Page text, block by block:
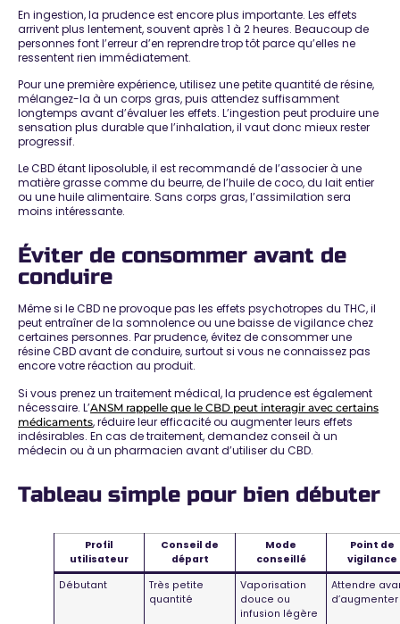
En ingestion, la prudence est encore plus importante. Les effets
arrivent plus lentement, souvent après 1 à 2 heures. Beaucoup de
personnes font l’erreur d’en reprendre trop tôt parce qu’elles ne
ressentent rien immédiatement.
Pour une première expérience, utilisez une petite quantité de résine,
mélangez-la à un corps gras, puis attendez suffisamment
longtemps avant d’évaluer les effets. L’ingestion peut produire une
sensation plus durable que l’inhalation, il vaut donc mieux rester
progressif.
Le CBD étant liposoluble, il est recommandé de l’associer à une
matière grasse comme du beurre, de l’huile de coco, du lait entier
ou une huile alimentaire. Sans corps gras, l’assimilation sera
moins intéressante.
Éviter de consommer avant de
conduire
Même si le CBD ne provoque pas les effets psychotropes du THC, il
peut entraîner de la somnolence ou une baisse de vigilance chez
certaines personnes. Par prudence, évitez de consommer une
résine CBD avant de conduire, surtout si vous ne connaissez pas
encore votre réaction au produit.
Si vous prenez un traitement médical, la prudence est également
nécessaire. L’ANSM rappelle que le CBD peut interagir avec certains
médicaments, réduire leur efficacité ou augmenter leurs effets
indésirables. En cas de traitement, demandez conseil à un
médecin ou à un pharmacien avant d’utiliser du CBD.
Tableau simple pour bien débuter
Profil
utilisateur
Conseil de
départ
Mode
conseillé
Point de
vigilance
Débutant
Très petite
quantité
Vaporisation
douce ou
infusion légère
Attendre
d’augmenter